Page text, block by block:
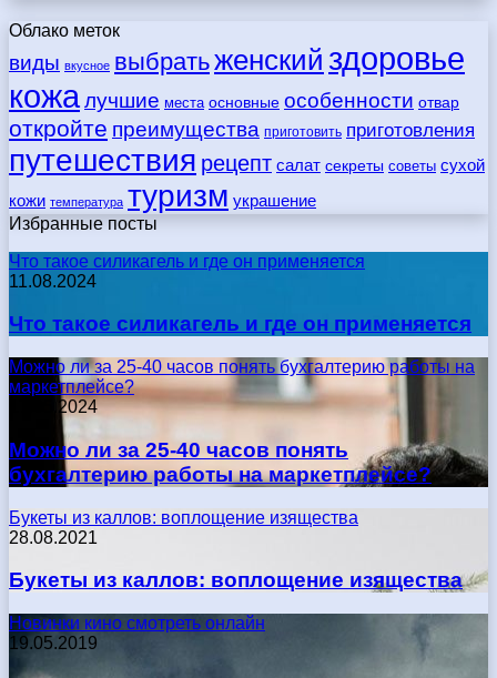
Облако меток
виды вкусное выбратьженский здоровье
кожалучшие места основные особенности отвар
откройте преимущества приготовить приготовления
путешествия рецепт салат секреты советы сухой
кожи температура туризм украшение
Избранные посты
Что такое силикагель и где он применяется
11.08.2024
Что такое силикагель и где он применяется
Можно ли за 25-40 часов понять бухгалтерию работы на
маркетплейсе?
17.05.2024
Можно ли за 25-40 часов понять
бухгалтерию работы на маркетплейсе?
Букеты из каллов: воплощение изящества
28.08.2021
Букеты из каллов: воплощение изящества
Новинки кино смотреть онлайн
19.05.2019